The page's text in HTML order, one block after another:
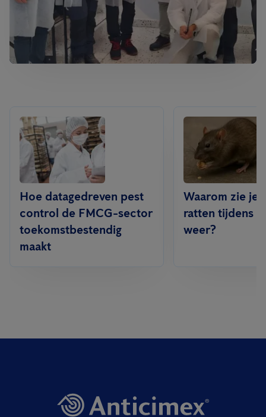
Hoe datagedreven pest
control de FMCG-sector
toekomstbestendig
maakt
Waarom zie je
ratten tijdens
weer?